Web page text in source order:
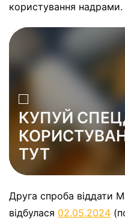
користування надрами.
КУПУЙ
ТУТ
Друга спроба віддати
відбулася 02.05.2024